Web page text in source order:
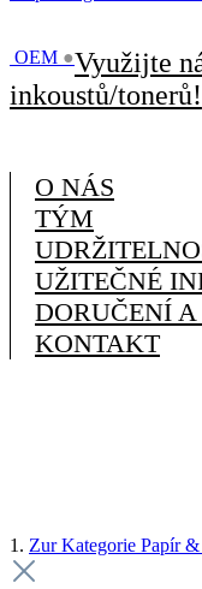
OEM ●Využijte
inkoustů/tonerů!
O NÁS
TÝM
UŽITEČNÉ
DORUČENÍ A
KONTAKT
1. Zur Kategorie Papír